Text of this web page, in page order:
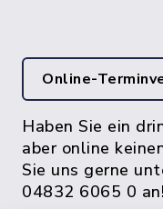
Online-
Haben Sie ein
aber online
Sie uns gerne
04832 6065 0 an!